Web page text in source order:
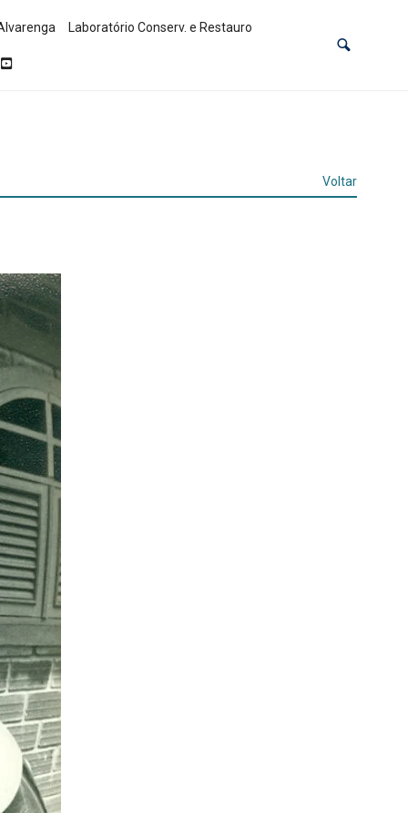
Laboratório Conserv. e Restauro
Voltar